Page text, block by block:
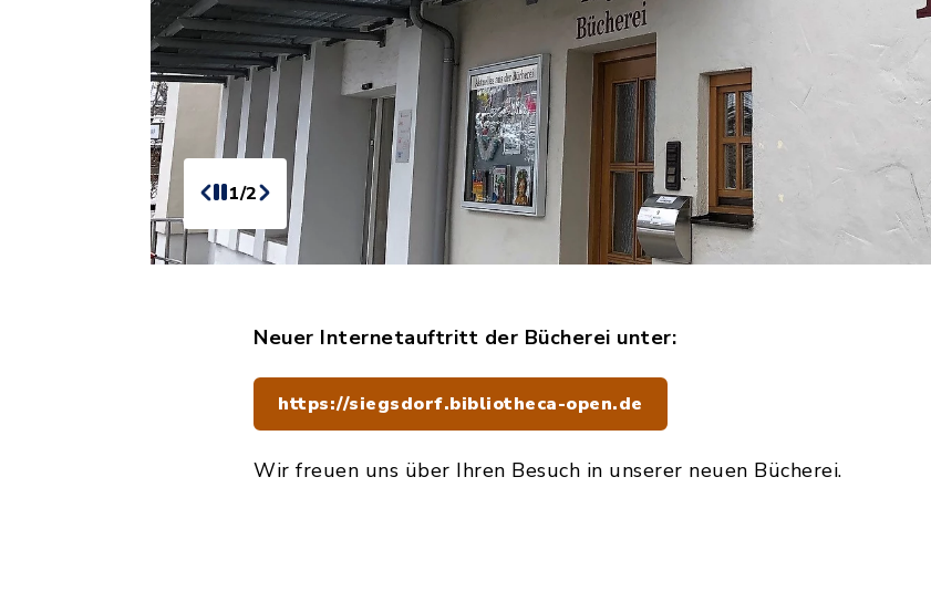
1/2
Neuer Internetauftritt der Bücherei unter:
https://siegsdorf.bibliotheca-open.de
Wir freuen uns über Ihren Besuch in unserer neuen Bücherei.